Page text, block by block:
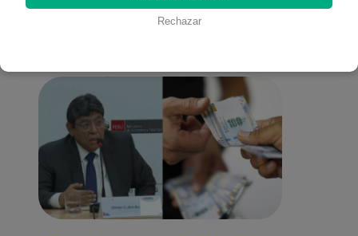
interesarRechazar